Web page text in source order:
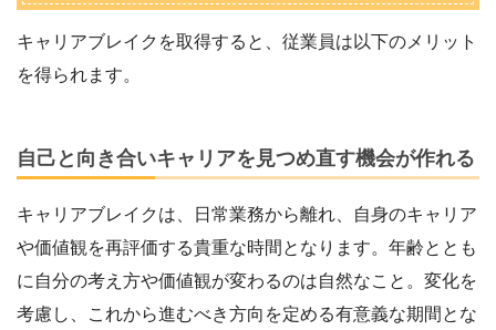
キャリアブレイクを取得すると、従業員は以下のメリット
を得られます。
自己と向き合いキャリアを見つめ直す機会が作れる
キャリアブレイクは、日常業務から離れ、自身のキャリア
や価値観を再評価する貴重な時間となります。年齢ととも
に自分の考え方や価値観が変わるのは自然なこと。変化を
考慮し、これから進むべき方向を定める有意義な期間とな